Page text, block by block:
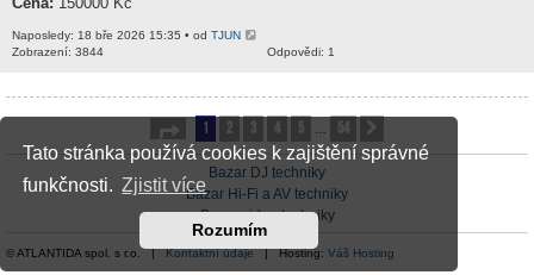
Tato stránka používá cookies k zajištění správné
funkčnosti. Zjistit více
Rozumím
Naposledy: 18 bře 2026 15:35 • od TJUN
Odpovědi: 1
Zobrazení: 3844
Stránka 1z 54
1 2 3 4 54
Bazar DJ techniky
Bazar Hi-Fi a AV techniky
Bazar video techniky
© ATLANTIDA spol. s r.o. |Kontaktní údaje| Hosting: Váš Hosting